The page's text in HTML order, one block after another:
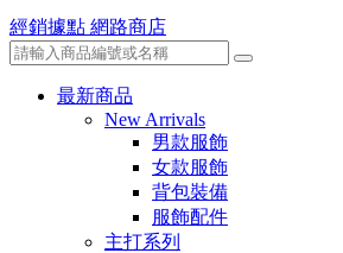
經銷據點 網路商店
最新商品
New Arrivals
男款服飾
女款服飾
背包裝備
服飾配件
主打系列